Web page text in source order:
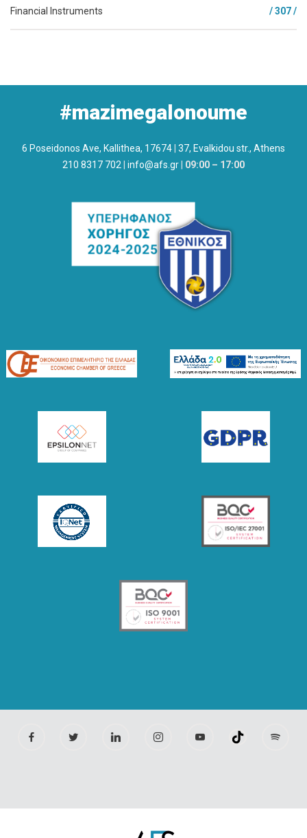
Financial Instruments / 307 /
#mazimegalonoume
6 Poseidonos Ave, Kallithea, 17674 37, Evalkidou str., Athens
210 8317 702
info@afs.gr 09:00 – 17:00